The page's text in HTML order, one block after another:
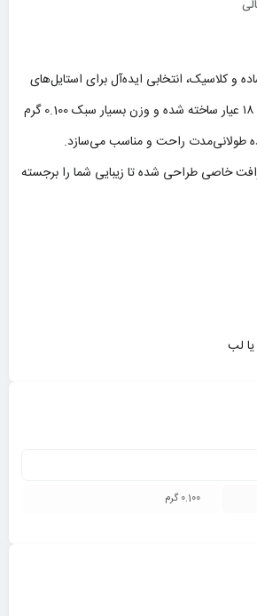
و کلاسیک، انتخابی ایده‌آل برای استایل‌های
روزمره. این مدل از طلای ۱۸ عیار ساخته شده و وزن بسیار سبک 0.100 گرم
طولانی‌مدت راحت و مناسب می‌سازد.
خاصی طراحی شده تا زیبایی شما را برجسته
لب
0.100 گرم